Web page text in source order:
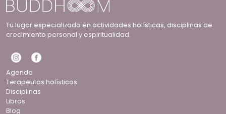
Tu lugar especializado en actividades holísticas, disciplinas de
crecimiento personal y espiritualidad.
Agenda
Terapeutas holísticos
Disciplinas
Libros
Blog